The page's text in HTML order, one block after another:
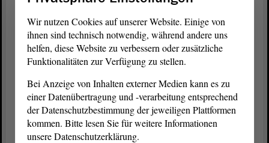
diesem Ansinnen, der demAntragzugrunde liegt,
gerecht zu werden. Aber - und das ist mein
Anspruch, unser Anspruch daran - wir möchten es
besser machen als Thüringen. Wir möchten
ressourcenschonender, gerechter, nachhaltiger und
Lösungen finden. - Herzlichen Dank.
(Beifall)
Wir nutzen Cookies auf unserer Website. Einige von
ihnen sind technisch notwendig, während andere uns
helfen, diese Website zu verbessern oder zusätzliche
Funktionalitäten zur Verfügung zu stellen.
Bei Anzeige von Inhalten externer Medien kann es zu
einer Datenübertragung und -verarbeitung entsprechend
der Datenschutzbestimmung der jeweiligen Plattformen
kommen. Bitte lesen Sie für weitere Informationen
unsere Datenschutzerklärung.